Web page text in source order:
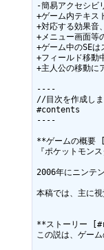
-簡易アクセシビ
+ゲーム内テキス
+対応する効果音
+メニュー画面等
+ゲーム中のSEは
+フィールド移動
+主人公の移動に
----
//目次を作成しま
#contents
----
**ゲームの概要
『ポケットモン
2006年にニンテ
本稿では、主に
**ストーリー
この説は、ゲー